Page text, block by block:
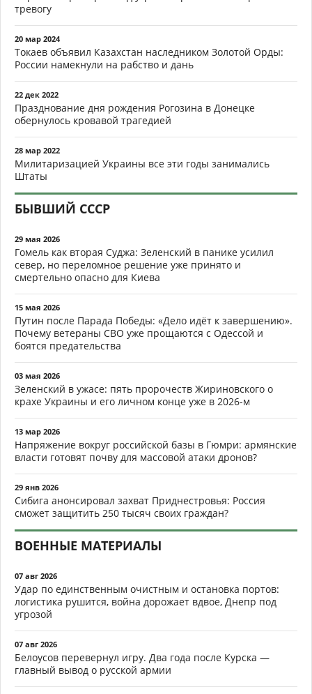
тревогу
20 мар 2024
Токаев объявил Казахстан наследником Золотой Орды:
России намекнули на рабство и дань
22 дек 2022
Празднование дня рождения Рогозина в Донецке
обернулось кровавой трагедией
28 мар 2022
Милитаризацией Украины все эти годы занимались
Штаты
БЫВШИЙ СССР
29 мая 2026
Гомель как вторая Суджа: Зеленский в панике усилил
север, но переломное решение уже принято и
смертельно опасно для Киева
15 мая 2026
Путин после Парада Победы: «Дело идёт к завершению».
Почему ветераны СВО уже прощаются с Одессой и
боятся предательства
03 мая 2026
Зеленский в ужасе: пять пророчеств Жириновского о
крахе Украины и его личном конце уже в 2026-м
13 мар 2026
Напряжение вокруг российской базы в Гюмри: армянские
власти готовят почву для массовой атаки дронов?
29 янв 2026
Сибига анонсировал захват Приднестровья: Россия
сможет защитить 250 тысяч своих граждан?
ВОЕННЫЕ МАТЕРИАЛЫ
07 авг 2026
Удар по единственным очистным и остановка портов:
логистика рушится, война дорожает вдвое, Днепр под
угрозой
07 авг 2026
Белоусов перевернул игру. Два года после Курска —
главный вывод о русской армии